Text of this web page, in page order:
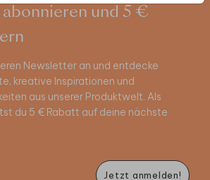
und 5 €
Newsletter an und entdecke
kreative Inspirationen und
aus unserer Produktwelt. Als
du 5 € Rabatt auf deine nächste
Jetzt anmelden!